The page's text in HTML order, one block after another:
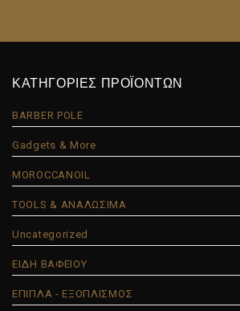
ΚΑΤΗΓΟΡΙΕΣ ΠΡΟΪΟΝΤΩΝ
BARBER POLE
Gadgets & More
MOROCCANOIL
TOOLS & ΑΝΑΛΩΣΙΜΑ
Uncategorized
ΕΙΔΗ ΒΑΦΕΙΟΥ
ΕΠΙΠΛΑ - ΕΞΟΠΛΙΣΜΟΣ